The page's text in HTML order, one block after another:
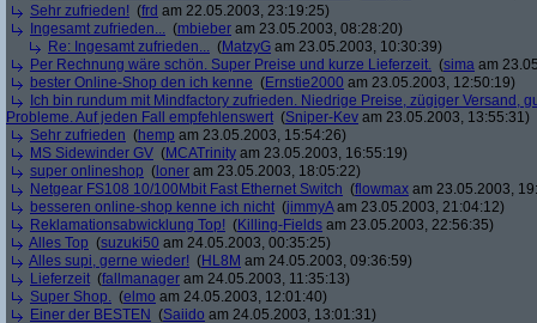
Sehr zufrieden! (frd am 22.05.2003, 23:19:25)
Ingesamt zufrieden... (mbieber am 23.05.2003, 08:28:20)
Re: Ingesamt zufrieden... (MatzyG am 23.05.2003, 10:30:39)
Per Rechnung wäre schön. Super Preise und kurze Lieferzeit. (sima am
bester Online-Shop den ich kenne (Ernstie2000 am 23.05.2003, 12:50:19)
Ich bin rundum mit Mindfactory zufrieden. Niedrige Preise, zügiger Versand,
Probleme. Auf jeden Fall empfehlenswert (Sniper-Kev am 23.05.2003, 13:55:31)
Sehr zufrieden (hemp am 23.05.2003, 15:54:26)
MS Sidewinder GV (MCATrinity am 23.05.2003, 16:55:19)
super onlineshop ( loner am 23.05.2003, 18:05:22)
Netgear FS108 10/100Mbit Fast Ethernet Switch (flowmax am 23.05.2003,
besseren online-shop kenne ich nicht (jimmyAam 23.05.2003, 21:04:12)
Reklamationsabwicklung Top! (Killing-Fields am 23.05.2003, 22:56:35)
Alles Top (suzuki50 am 24.05.2003, 00:35:25)
Alles supi, gerne wieder! (HL8M am 24.05.2003, 09:36:59)
Lieferzeit (fallmanager am 24.05.2003, 11:35:13)
Super Shop. (elmo am 24.05.2003, 12:01:40)
Einer der BESTEN (Saiido am 24.05.2003, 13:01:31)